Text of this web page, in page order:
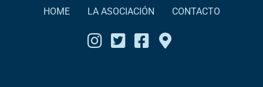
HOME LA ASOCIACIÓN CONTACTO